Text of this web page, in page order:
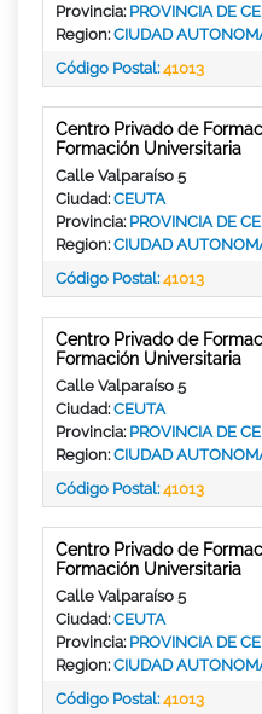
Provincia: PROVINCIA DE
Region:CIUDAD
Código Postal:41013
Centro Privado de
Formación Universitaria
Calle Valparaíso 5
Ciudad:CEUTA
Provincia: PROVINCIA DE
Region:CIUDAD
Código Postal:41013
Centro Privado de
Formación Universitaria
Calle Valparaíso 5
Ciudad:CEUTA
Provincia: PROVINCIA DE
Region:CIUDAD
Código Postal:41013
Centro Privado de
Formación Universitaria
Calle Valparaíso 5
Ciudad:CEUTA
Provincia: PROVINCIA DE
Region:CIUDAD
Código Postal:41013